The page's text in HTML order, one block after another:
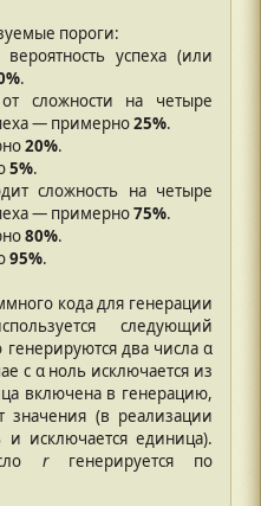
пороги:
успеха (или
.
сложности на четыре
— примерно25%.
20%.
5%.
сложность на четыре
— примерно75%.
80%.
95%.
кода для генерации
следующий
два числа α
с α ноль исключается из
включена в генерацию,
(в реализации
исключается единица).
rгенерируется по